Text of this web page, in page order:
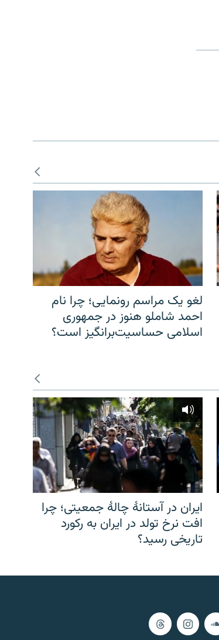
لغو یک مراسم رونمایی؛ چرا نام
احمد شاملو هنوز در جمهوری
اسلامی حساسیت‌برانگیز است؟
ایران در آستانهٔ چالهٔ جمعیتی؛ چرا
افت نرخ تولد در ایران به رکورد
تاریخی رسید؟